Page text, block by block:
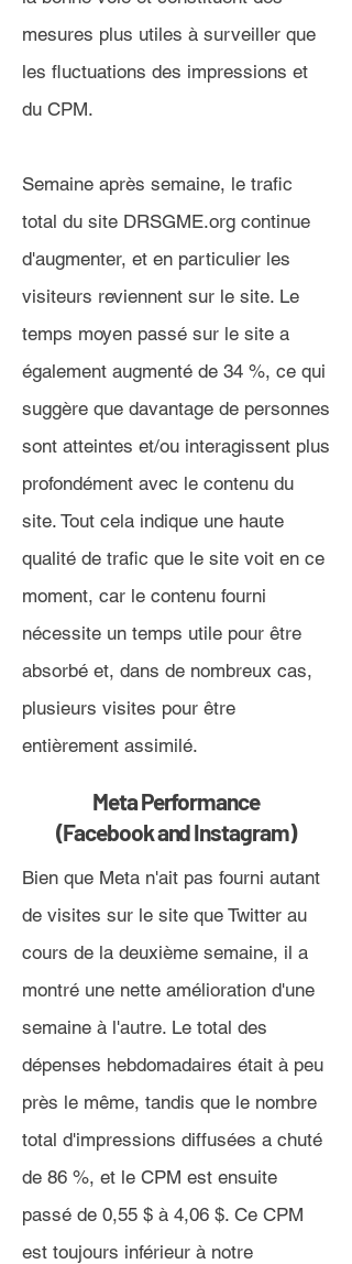
mesures plus utiles à surveiller que
les fluctuations des impressions et
du CPM.
Semaine après semaine, le trafic
total du site DRSGME.org continue
d'augmenter, et en particulier les
visiteurs reviennent sur le site. Le
temps moyen passé sur le site a
également augmenté de 34 %, ce qui
suggère que davantage de personnes
sont atteintes et/ou interagissent plus
profondément avec le contenu du
site. Tout cela indique une haute
qualité de trafic que le site voit en ce
moment, car le contenu fourni
nécessite un temps utile pour être
absorbé et, dans de nombreux cas,
plusieurs visites pour être
entièrement assimilé.
Meta Performance
(Facebook and Instagram)
Bien que Meta n'ait pas fourni autant
de visites sur le site que Twitter au
cours de la deuxième semaine, il a
montré une nette amélioration d'une
semaine à l'autre. Le total des
dépenses hebdomadaires était à peu
près le même, tandis que le nombre
total d'impressions diffusées a chuté
de 86 %, et le CPM est ensuite
passé de 0,55 $ à 4,06 $. Ce CPM
est toujours inférieur à notre